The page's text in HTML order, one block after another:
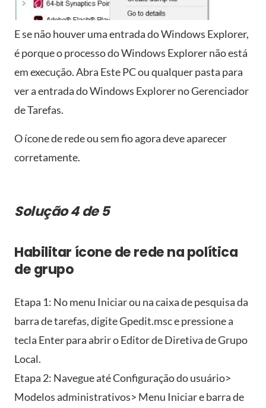
E se não houver uma entrada do Windows Explorer,
é porque o processo do Windows Explorer não está
em execução. Abra Este PC ou qualquer pasta para
ver a entrada do Windows Explorer no Gerenciador
de Tarefas.
O ícone de rede ou sem fio agora deve aparecer
corretamente.
Solução 4 de 5
Habilitar ícone de rede na política
de grupo
Etapa 1: No menu Iniciar ou na caixa de pesquisa da
barra de tarefas, digite Gpedit.msc e pressione a
tecla Enter para abrir o Editor de Diretiva de Grupo
Local.
Etapa 2: Navegue até Configuração do usuário>
Modelos administrativos> Menu Iniciar e barra de